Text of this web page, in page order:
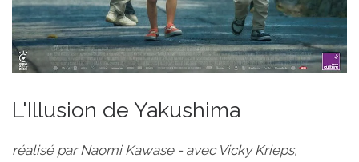
L'Illusion de Yakushima
réalisé par Naomi Kawase - avec Vicky Krieps,